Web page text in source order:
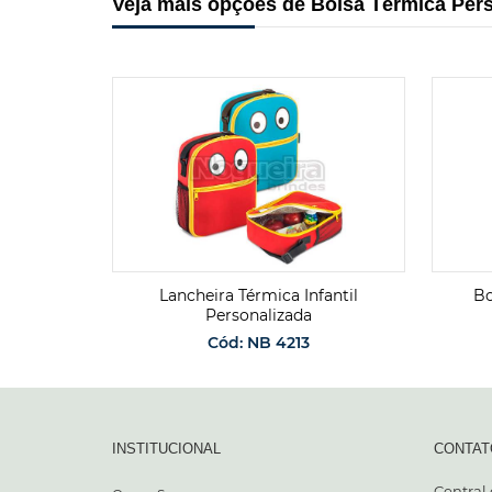
Veja mais opções de Bolsa Térmica
Lancheira Térmica Infantil
Personalizada
Cód: NB 4213
INSTITUCIONAL